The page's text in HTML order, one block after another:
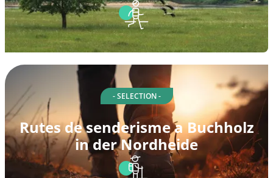
- SELECTION -
Rutes de senderisme a Buchholz
in der Nordheide